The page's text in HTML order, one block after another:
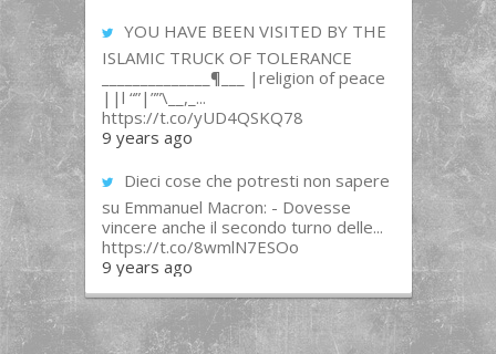
YOU HAVE BEEN VISITED BY THE
ISLAMIC TRUCK OF TOLERANCE
______________¶___ |religion of peace
||l “”|””\__,_...
https://t.co/yUD4QSKQ78
9 years ago
Dieci cose che potresti non sapere
su Emmanuel Macron: - Dovesse
vincere anche il secondo turno delle...
https://t.co/8wmlN7ESOo
9 years ago